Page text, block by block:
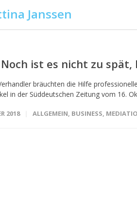
Janssen
ist es nicht zu spät,
bräuchten die Hilfe
in der Süddeutschen Zeitung vom 16.
2018 ALLGEMEIN, BUSINESS,